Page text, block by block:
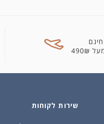
שירות לקוחות